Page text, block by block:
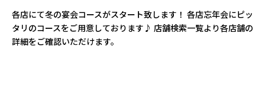
各店にて冬の宴会コースがスタート致します！ 各店忘年会にピッ
タリのコースをご用意しております♪ 店舗検索一覧より各店舗の
詳細をご確認いただけます。